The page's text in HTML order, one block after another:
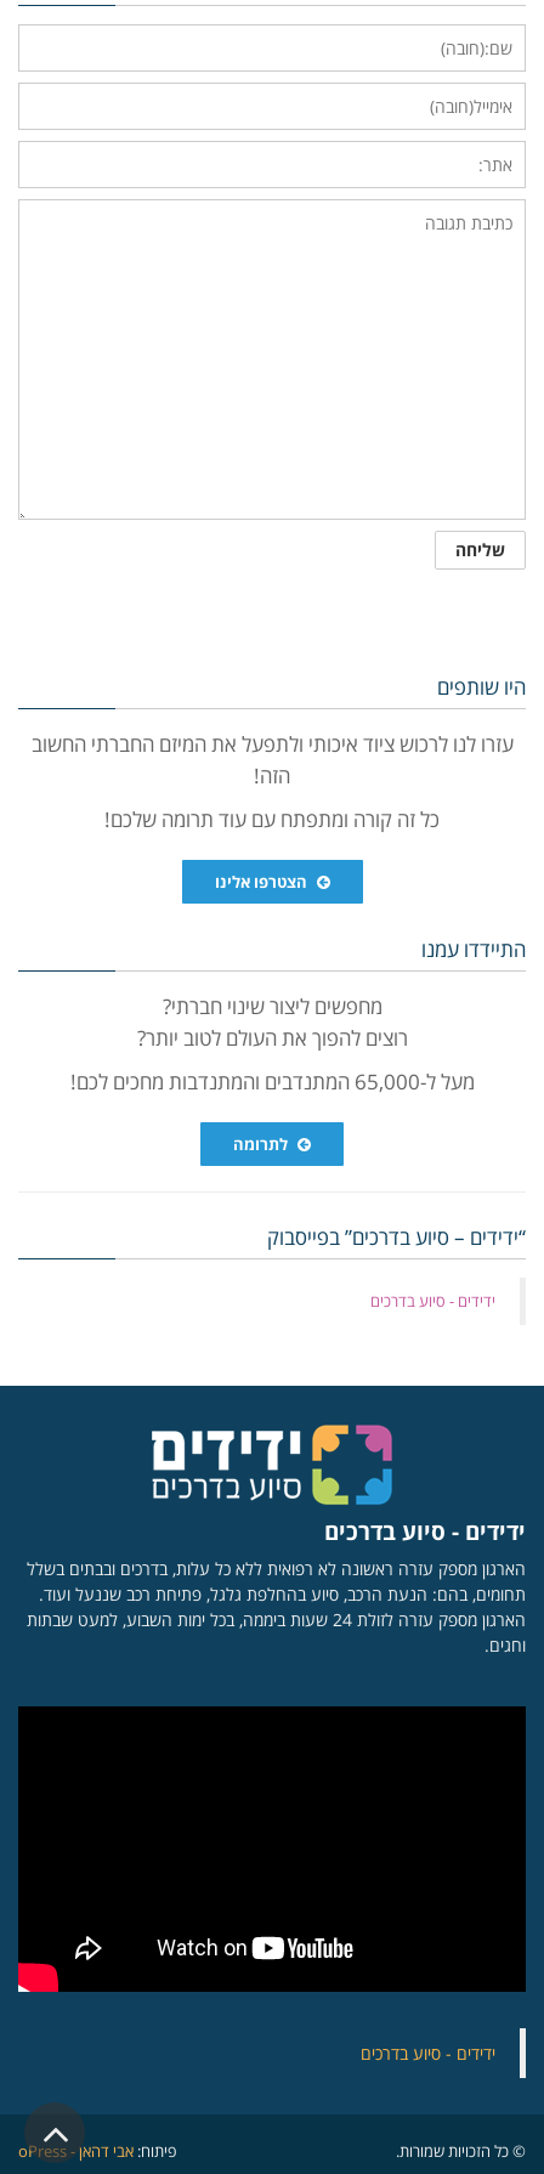
היו שותפים
עזרו לנו לרכוש ציוד איכותי ולתפעל את המיזם החברתי החשוב
הזה!
כל זה קורה ומתפתח עם עוד תרומה שלכם!
הצטרפו אלינו
התיידדו עמנו
מחפשים ליצור שינוי חברתי?
רוצים להפוך את העולם לטוב יותר?
מעל ל-65,000 המתנדבים והמתנדבות מחכים לכם!
לתרומה
“ידידים – סיוע בדרכים” בפייסבוק
‏ידידים - סיוע בדרכים
ידידים - סיוע בדרכים
הארגון מספק עזרה ראשונה לא רפואית ללא כל עלות, בדרכים ובבתים בשלל
תחומים, בהם: הנעת הרכב, סיוע בהחלפת גלגל, פתיחת רכב שננעל ועוד.
הארגון מספק עזרה לזולת 24 שעות ביממה, בכל ימות השבוע, למעט שבתות
וחגים.
‏ידידים - סיוע בדרכים
© כל הזכויות שמורות. פיתוח: אבי דהאן - oPressגלילה